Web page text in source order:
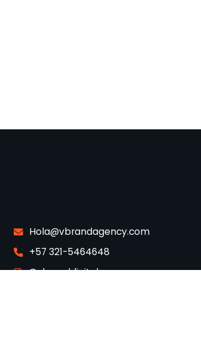
Hola@vbrandagency.com
+57 321-5464648
@vbranddigital